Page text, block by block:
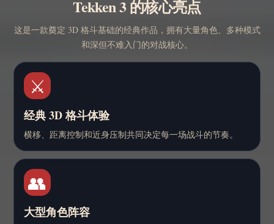
Tekken 3 的核心亮点
这是一款奠定 3D 格斗基础的经典作品，拥有大量角色、多种模式
和深但不难入门的对战核心。
⚔️
经典 3D 格斗体验
横移、距离控制和近身压制共同决定每一场战斗的节奏。
👥
大型角色阵容